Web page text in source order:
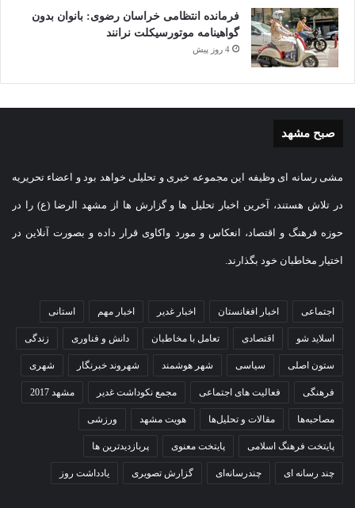
فرمانده انتظامی خراسان رضوی: بانوان بدون
گواهینامه موتورسیکلت نرانند
4 روز پیش
صبح مشهد
مشی رسانه ای وظیفه این مجموعه خبری و تحلیلی خواهد بود و اعضاء تحریریه
در تلاش هستند، آخرین اخبار تحلیل ها و گزارش ها از مشهد الرضا (ع) را در
حوزه فرهنگ و اقتصاد، انعکاس و مورد واکاوی قرار داده و بصورت آنلاین در
اختیار مخاطبان خود بگذارند.
اجتماعی اخبار افغانستان اخبار غدیر اخبار مهم استانی
اسلاید شو اقتصادی تعامل با مخاطبان دانش و فناوری زندگی
ستون اصلی سیاسی شهر هوشمند شهروند خبرنگار شهری
فرهنگی فعالیت های اجتماعی مجمع نکوداشت غدیر مشهد 2017
مصاحبه‌ها مقالات و تحلیل‌ها هویت مشهد ورزشی
پایتخت فرهنگ اسلامی پایتخت معنوی پربازدیدترین ها
چند رسانه ای چندرسانه‌ای گزارش تصویری یادداشت روز